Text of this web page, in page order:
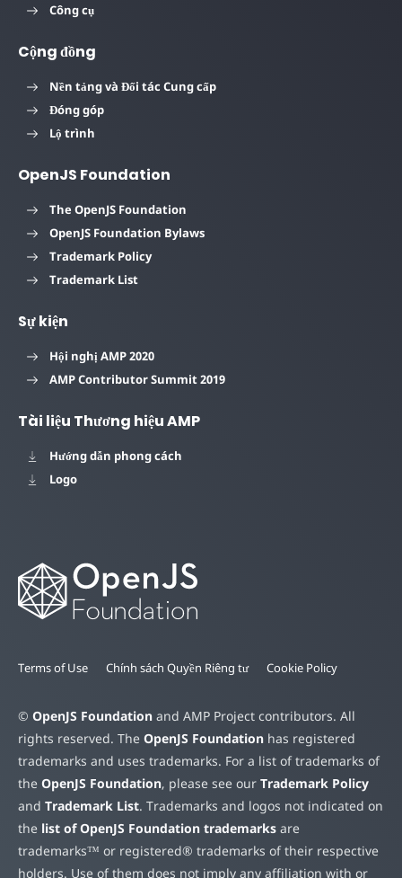
Công cụ
Cộng đồng
Nền tảng và Đối tác Cung cấp
Đóng góp
Lộ trình
OpenJS Foundation
The OpenJS Foundation
OpenJS Foundation Bylaws
Trademark Policy
Trademark List
Sự kiện
Hội nghị AMP 2020
AMP Contributor Summit 2019
Tài liệu Thương hiệu AMP
Hướng dẫn phong cách
Logo
Terms of Use Chính sách Quyền Riêng tư Cookie Policy
© OpenJS Foundation and AMP Project contributors. All
rights reserved. The OpenJS Foundation has registered
trademarks and uses trademarks. For a list of trademarks of
the OpenJS Foundation, please see our Trademark Policy
and Trademark List. Trademarks and logos not indicated on
the list of OpenJS Foundation trademarks are
trademarks™ or registered® trademarks of their respective
holders. Use of them does not imply any affiliation with or